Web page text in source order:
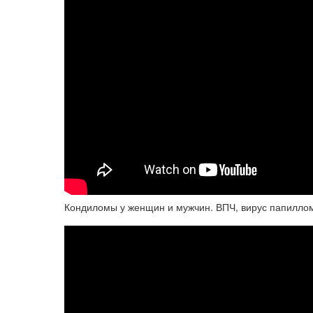
Кондиломы у женщин и мужчин. ВПЧ, вирус